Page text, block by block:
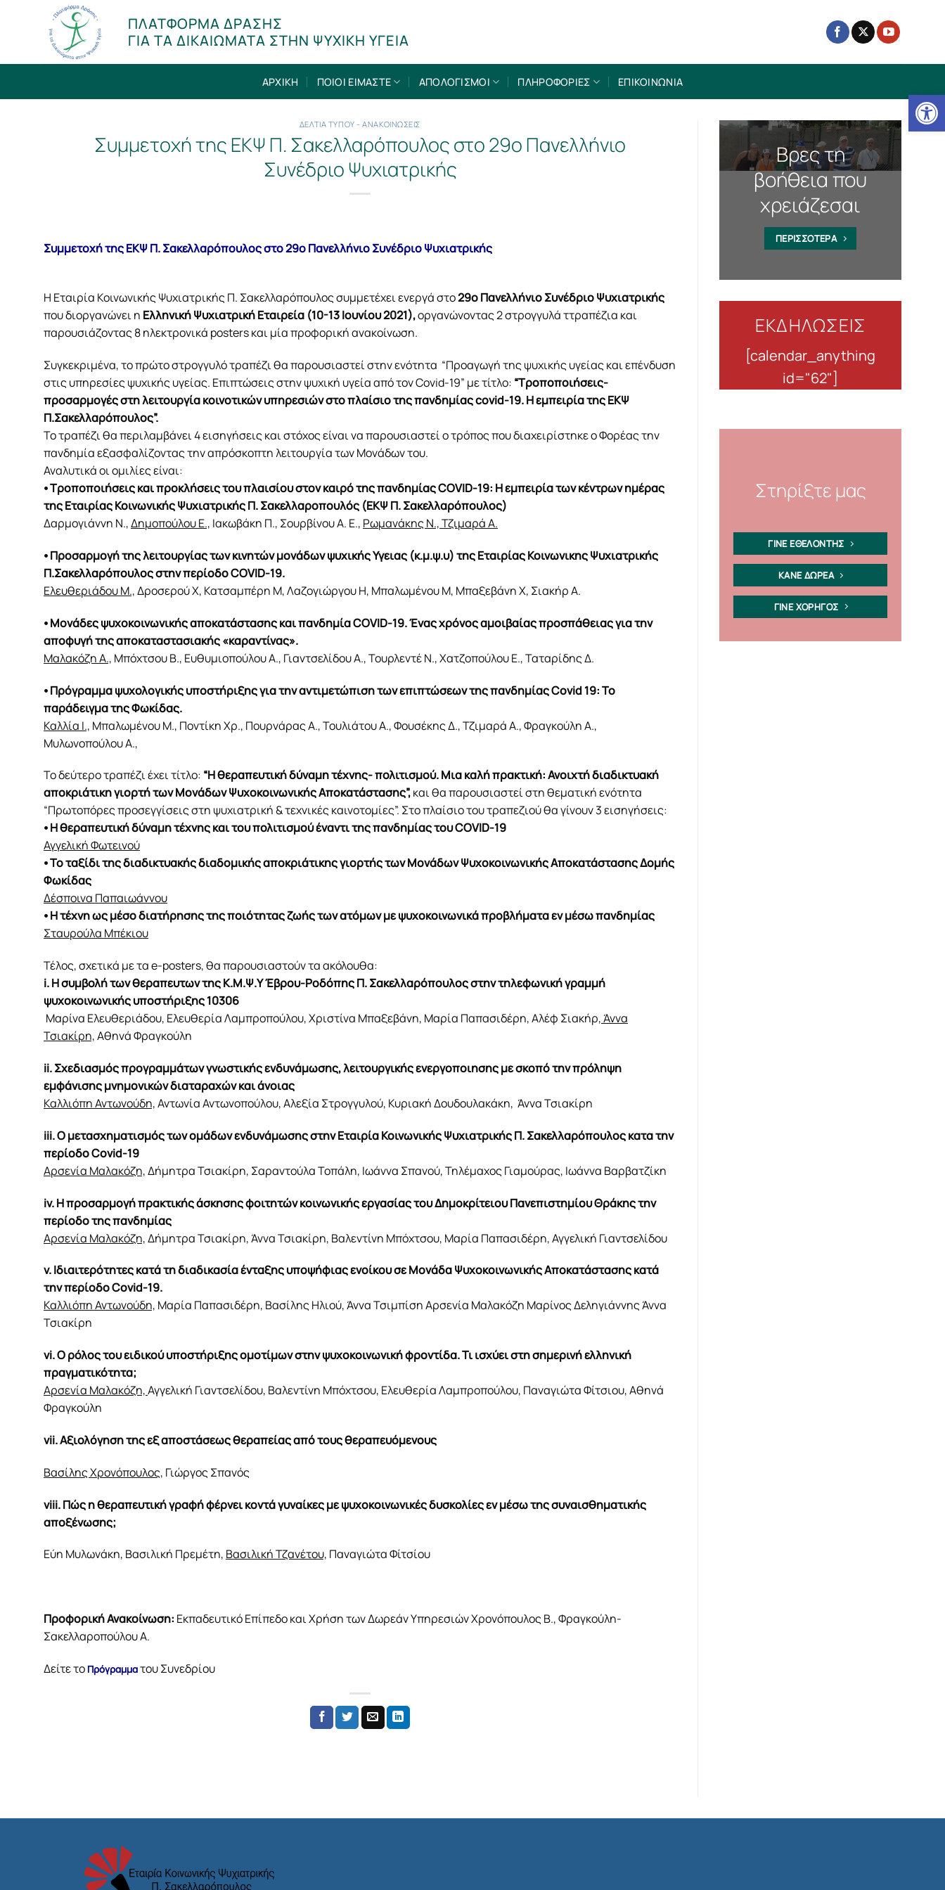
περιεχόμενο
ΠΛΑΤΦΟΡΜΑ ΔΡΑΣΗΣ
ΓΙΑ ΤΑ ΔΙΚΑΙΩΜΑΤΑ ΣΤΗΝ ΨΥΧΙΚΗ ΥΓΕΙΑ
ΑΡΧΙΚΗ ΠΟΙΟΙ ΕΙΜΑΣΤΕ ΑΠΟΛΟΓΙΣΜΟΙ ΠΛΗΡΟΦΟΡΙΕΣ ΕΠΙΚΟΙΝΩΝΙΑ
ΔΕΛΤΙΑ ΤΥΠΟΥ - ΑΝΑΚΟΙΝΩΣΕΙΣ
Συμμετοχή της ΕΚΨ Π. Σακελλαρόπουλος στο 29ο Πανελλήνιο
Συνέδριο Ψυχιατρικής
Συμμετοχή της ΕΚΨ Π. Σακελλαρόπουλος στο 29ο Πανελλήνιο Συνέδριο Ψυχιατρικής
Η Εταιρία Κοινωνικής Ψυχιατρικής Π. Σακελλαρόπουλος συμμετέχει ενεργά στο29ο Πανελλήνιο Συνέδριο Ψυχιατρικής
που διοργανώνει η Ελληνική Ψυχιατρική Εταιρεία (10-13 Ιουνίου 2021),οργανώνοντας 2 στρογγυλά ττραπέζια και
παρουσιάζοντας 8 ηλεκτρονικά posters και μία προφορική ανακοίνωση.
Συγκεκριμένα, το πρώτο στρογγυλό τραπέζι θα παρουσιαστεί στην ενότητα “Προαγωγή της ψυχικής υγείας και επένδυση
στις υπηρεσίες ψυχικής υγείας. Επιπτώσεις στην ψυχική υγεία από τον Covid-19” με τίτλο: “Τροποποιήσεις-
προσαρμογές στη λειτουργία κοινοτικών υπηρεσιών στο πλαίσιο της πανδημίας covid-19. Η εμπειρία της ΕΚΨ
Π.Σακελλαρόπουλος”.
Το τραπέζι θα περιλαμβάνει 4 εισηγήσεις και στόχος είναι να παρουσιαστεί ο τρόπος που διαχειρίστηκε ο Φορέας την
πανδημία εξασφαλίζοντας την απρόσκοπτη λειτουργία των Μονάδων του.
Αναλυτικά οι ομιλίες είναι:
⦁ Τροποποιήσεις και προκλήσεις του πλαισίου στον καιρό της πανδημίας COVID-19: Η εμπειρία των κέντρων ημέρας
της Εταιρίας Κοινωνικής Ψυχιατρικής Π. Σακελλαροπουλός (ΕΚΨ Π. Σακελλαρόπουλος)
Δαρμογιάννη Ν.,Δημοπούλου Ε., Ιακωβάκη Π., Σουρβίνου Α. Ε., Ρωμανάκης Ν., Τζιμαρά Α.
⦁ Προσαρμογή της λειτουργίας των κινητών μονάδων ψυχικής Υγειας (κ.μ.ψ.υ) της Εταιρίας Κοινωνικης Ψυχιατρικής
Π.Σακελλαρόπουλος στην περίοδο COVID-19.
Ελευθεριάδου Μ.,Δροσερού Χ, Κατσαμπέρη Μ, Λαζογιώργου Η, Μπαλωμένου Μ, Μπαξεβάνη Χ, Σιακήρ Α.
⦁ Μονάδες ψυχοκοινωνικής αποκατάστασης και πανδημία COVID-19. Ένας χρόνος αμοιβαίας προσπάθειας για την
αποφυγή της αποκαταστασιακής «καραντίνας».
Μαλακόζη Α., Μπόχτσου Β., Ευθυμιοπούλου Α., Γιαντσελίδου Α., Τουρλεντέ Ν., Χατζοπούλου Ε., Ταταρίδης Δ.
⦁ Πρόγραμμα ψυχολογικής υποστήριξης για την αντιμετώπιση των επιπτώσεων της πανδημίας Covid 19: Το
παράδειγμα της Φωκίδας.
Καλλία Ι., Μπαλωμένου Μ., Ποντίκη Χρ., Πουρνάρας Α., Τουλιάτου Α., Φουσέκης Δ., Τζιμαρά Α., Φραγκούλη A.,
Μυλωνοπούλου A.,
Το δεύτερο τραπέζι έχει τίτλο: “Η θεραπευτική δύναμη τέχνης- πολιτισμού. Μια καλή πρακτική: Ανοιχτή διαδικτυακή
αποκριάτικη γιορτή των Μονάδων Ψυχοκοινωνικής Αποκατάστασης”,και θα παρουσιαστεί στη θεματική ενότητα
“Πρωτοπόρες προσεγγίσεις στη ψυχιατρική & τεχνικές καινοτομίες”. Στο πλαίσιο του τραπεζιού θα γίνουν 3 εισηγήσεις:
⦁ Η θεραπευτική δύναμη τέχνης και του πολιτισμού έναντι της πανδημίας του COVID-19
Αγγελική Φωτεινού
⦁ Το ταξίδι της διαδικτυακής διαδομικής αποκριάτικης γιορτής των Μονάδων Ψυχοκοινωνικής Αποκατάστασης Δομής
Φωκίδας
Δέσποινα Παπαιωάννου
⦁ Η τέχνη ως μέσο διατήρησης της ποιότητας ζωής των ατόμων με ψυχοκοινωνικά προβλήματα εν μέσω πανδημίας
Σταυρούλα Μπέκιου
Τέλος, σχετικά με τα e-posters, θα παρουσιαστούν τα ακόλουθα:
i. Η συμβολή των θεραπευτων της Κ.Μ.Ψ.Υ Έβρου-Ροδόπης Π. Σακελλαρόπουλος στην τηλεφωνική γραμμή
ψυχοκοινωνικής υποστήριξης 10306
Μαρίνα Ελευθεριάδου, Ελευθερία Λαμπροπούλου, Χριστίνα Μπαξεβάνη, Μαρία Παπασιδέρη, Αλέφ Σιακήρ,Άννα
Τσιακίρη,Αθηνά Φραγκούλη
ii. Σχεδιασμός προγραμμάτων γνωστικής ενδυνάμωσης, λειτουργικής ενεργοποιησης με σκοπό την πρόληψη
εμφάνισης μνημονικών διαταραχών και άνοιας
Καλλιόπη Αντωνούδη,Αντωνία Αντωνοπούλου, Αλεξία Στρογγυλού, Κυριακή Δουδουλακάκη, Άννα Τσιακίρη
iii. Ο μετασχηματισμός των ομάδων ενδυνάμωσης στην Εταιρία Κοινωνικής Ψυχιατρικής Π. Σακελλαρόπουλος κατα την
περίοδο Covid-19
Αρσενία Μαλακόζη,Δήμητρα Τσιακίρη, Σαραντούλα Τοπάλη, Ιωάννα Σπανού, Τηλέμαχος Γιαμούρας, Ιωάννα Βαρβατζίκη
iv. Η προσαρμογή πρακτικής άσκησης φοιτητών κοινωνικής εργασίας του Δημοκρίτειου Πανεπιστημίου Θράκης την
περίοδο της πανδημίας
Αρσενία Μαλακόζη,Δήμητρα Τσιακίρη, Άννα Τσιακίρη, Βαλεντίνη Μπόχτσου, Μαρία Παπασιδέρη, Αγγελική Γιαντσελίδου
v. Ιδιαιτερότητες κατά τη διαδικασία ένταξης υποψήφιας ενοίκου σε Μονάδα Ψυχοκοινωνικής Αποκατάστασης κατά
την περίοδο Covid-19.
Καλλιόπη Αντωνούδη, Μαρία Παπασιδέρη, Βασίλης Ηλιού, Άννα Τσιμπίση Αρσενία Μαλακόζη Μαρίνος Δεληγιάννης Άννα
Τσιακίρη
vi. Ο ρόλος του ειδικού υποστήριξης ομοτίμων στην ψυχοκοινωνική φροντίδα. Τι ισχύει στη σημερινή ελληνική
πραγματικότητα;
Αρσενία Μαλακόζη,Αγγελική Γιαντσελίδου, Βαλεντίνη Μπόχτσου, Ελευθερία Λαμπροπούλου, Παναγιώτα Φίτσιου, Αθηνά
Φραγκούλη
vii. Aξιολόγηση της εξ αποστάσεως θεραπείας από τους θεραπευόμενους
Βασίλης Χρονόπουλος, Γιώργος Σπανός
viii. Πώς η θεραπευτική γραφή φέρνει κοντά γυναίκες με ψυχοκοινωνικές δυσκολίες εν μέσω της συναισθηματικής
αποξένωσης;
Εύη Μυλωνάκη, Βασιλική Πρεμέτη, Βασιλική Τζανέτου, Παναγιώτα Φίτσίου
Προφορική Ανακοίνωση: Εκπαδευτικό Επίπεδο και Χρήση των Δωρεάν Υπηρεσιών Χρονόπουλος Β., Φραγκούλη-
Σακελλαροπούλου Α.
Δείτε το Πρόγραμματου Συνεδρίου
Βρες τη
βοήθεια που
χρειάζεσαι
ΠΕΡΙΣΣΟΤΕΡΑ
ΕΚΔΗΛΩΣΕΙΣ
[calendar_anything
id="62"]
Στηρίξτε μας
ΓΙΝΕ ΕΘΕΛΟΝΤΗΣ
ΚΑΝΕ ΔΩΡΕΑ
ΓΙΝΕ ΧΟΡΗΓΟΣ